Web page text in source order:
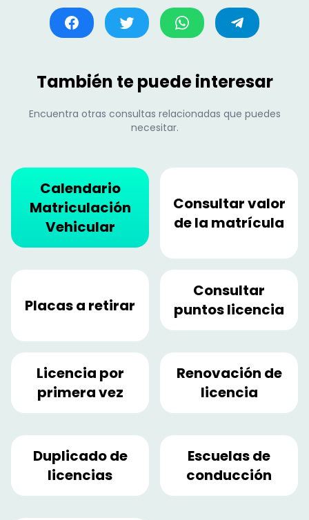
También te puede interesar
Encuentra otras consultas relacionadas que puedes
necesitar.
Calendario
Matriculación
Vehicular
Consultar valor
de la matrícula
Placas a retirar
Consultar
puntos licencia
Licencia por
primera vez
Renovación de
licencia
Duplicado de
licencias
Escuelas de
conducción